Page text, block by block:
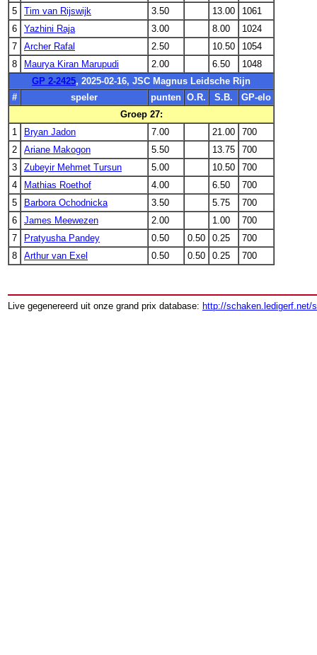
5
Tim van Rijswijk 3.50 13.00
1061
6
Yazhini Raja 3.00 8.00
1024
7
Archer Rafal 2.50 10.50
1054
8
Maurya Kiran Marupudi 2.00 6.50
1048
GP 2-2425, 2025-02-16, JSC Magnus Leidsche Rijn
#
speler punten O.R. S.B.
GP-elo
Groep 27:
1
Bryan Jadon 7.00 21.00
700
2
Ariane Makogon 5.50 13.75
700
3
Zubeyir Mehmet Tursun 5.00 10.50
700
4
Mathias Roethof 4.00 6.50
700
5
Barbora Ochodnicka 3.50 5.75
700
6
James Meewezen 2.00 1.00
700
7
Pratyusha Pandey 0.50 0.50 0.25
700
8
Arthur van Exel 0.50 0.50 0.25 700
Live gegenereerd uit onze grand prix database: http://schaken.ledigerf.net/